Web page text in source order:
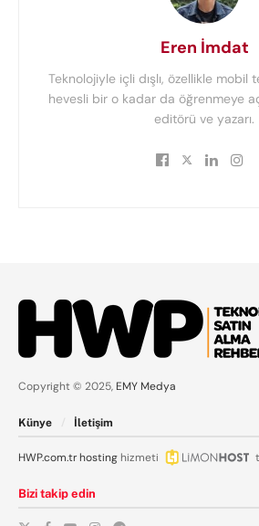
Eren İmdat
Teknolojiyle içli dışlı, özellikle mobil
hevesli bir o kadar da öğrenmeye
editörü ve yazarı.
Copyright © 2025, EMY Medya
Künye İletişim
HWP.com.trhosting hizmeti
Bizi takip edin